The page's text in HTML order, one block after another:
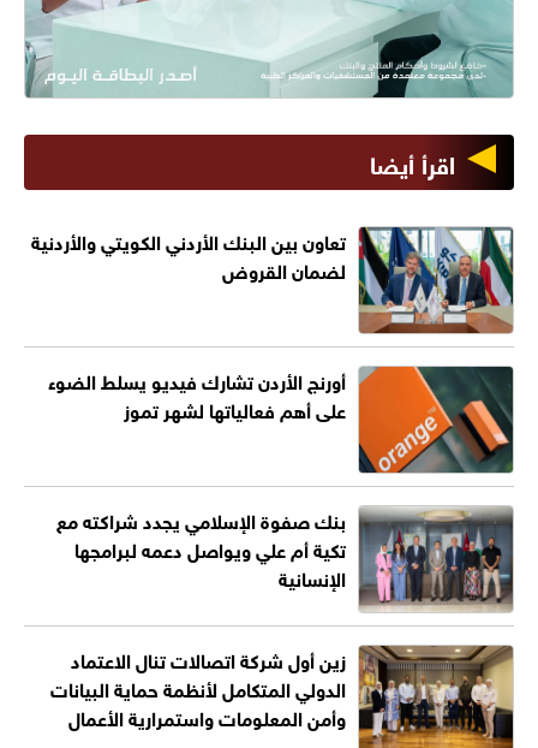
اقرأ أيضا
تعاون بين البنك الأردني الكويتي والأردنية
لضمان القروض
أورنج الأردن تشارك فيديو يسلط الضوء
على أهم فعالياتها لشهر تموز
بنك صفوة الإسلامي يجدد شراكته مع
تكية أم علي ويواصل دعمه لبرامجها
الإنسانية
زين أول شركة اتصالات تنال الاعتماد
الدولي المتكامل لأنظمة حماية البيانات
وأمن المعلومات واستمرارية الأعمال